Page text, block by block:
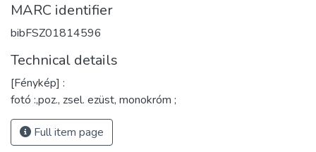
MARC identifier
bibFSZ01814596
Technical details
[Fénykép] :
fotó :,poz., zsel. ezüst, monokróm ;
Full item page